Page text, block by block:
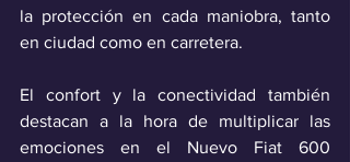
la protección en cada maniobra, tanto
en ciudad como en carretera.
El confort y la conectividad también
destacan a la hora de multiplicar las
emociones en el Nuevo Fiat 600